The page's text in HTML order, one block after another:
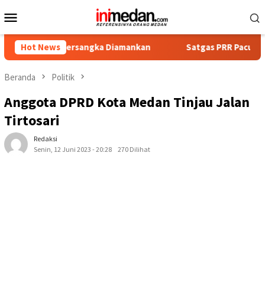
ke
Mobile
Hot News
Tersangka Diamankan Satgas PRR Pacu Realisasi
Beranda Politik
Anggota DPRD Kota Medan Tinjau Jalan
Tirtosari
Redaksi
Senin, 12 Juni 2023 - 20:28
270 Dilihat